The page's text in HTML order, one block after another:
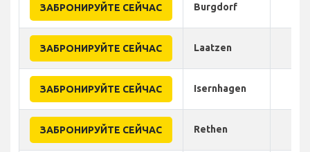
ЗАБРОНИРУЙТЕ СЕЙЧАС Burgdorf
ЗАБРОНИРУЙТЕ СЕЙЧАС Laatzen
ЗАБРОНИРУЙТЕ СЕЙЧАС Isernhagen
ЗАБРОНИРУЙТЕ СЕЙЧАС Rethen